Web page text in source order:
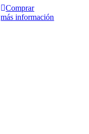
Comprar
más información